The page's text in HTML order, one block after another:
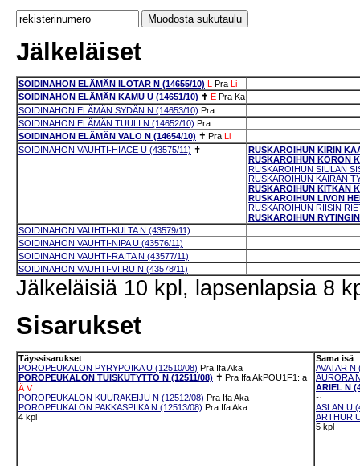
Jälkeläiset
SOIDINAHON ELÄMÄN ILOTAR N (14655/10) Pra
Li
SOIDINAHON ELÄMÄN KAMU U (14651/10) ✝ E Pra Ka
SOIDINAHON ELÄMÄN SYDÄN N (14653/10) Pra
SOIDINAHON ELÄMÄN TUULI N (14652/10) Pra
SOIDINAHON ELÄMÄN VALO N (14654/10) ✝ Pra
Li
SOIDINAHON VAUHTI-HIACE U (43575/11) ✝
RUSKAROIHUN KIRIN
RUSKAROIHUN KORON
RUSKAROIHUN SIULAN
RUSKAROIHUN KAIRAN
RUSKAROIHUN KITKAN
RUSKAROIHUN LIVON
RUSKAROIHUN RIISIN
RUSKAROIHUN
SOIDINAHON VAUHTI-KULTA N (43579/11)
SOIDINAHON VAUHTI-NIPA U (43576/11)
SOIDINAHON VAUHTI-RAITA N (43577/11)
SOIDINAHON VAUHTI-VIIRU N (43578/11)
Jälkeläisiä 10 kpl, lapsenlapsia 8
Sisarukset
Täyssisarukset
POROPEUKALON PYRYPOIKA U (12510/08) Pra IfaAka
POROPEUKALON TUISKUTYTTÖ N (12511/08) ✝ Pra IfaAkPOU1F1: a
Ä V
POROPEUKALON KUURAKEIJU N (12512/08) Pra IfaAka
POROPEUKALON PAKKASPIIKA N (12513/08) Pra IfaAka
4 kpl
Sama isä
AVATAR
AURORA
ARIEL N
~
ASLAN U
ARTHUR
5 kpl